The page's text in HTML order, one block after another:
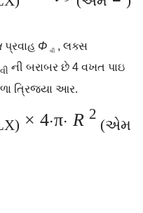
પ્રવાહ Φ વી , લક્સ
વી ની બરાબર છે 4 વખત પાઇ
ત્રિજ્યા આર.
× 4⋅π⋅ R 2
(એમ